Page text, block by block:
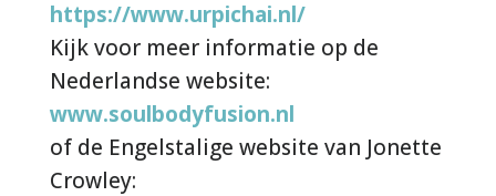
https://www.urpichai.nl/
Kijk voor meer informatie op de
Nederlandse website:
www.soulbodyfusion.nl
of de Engelstalige website van Jonette
Crowley: